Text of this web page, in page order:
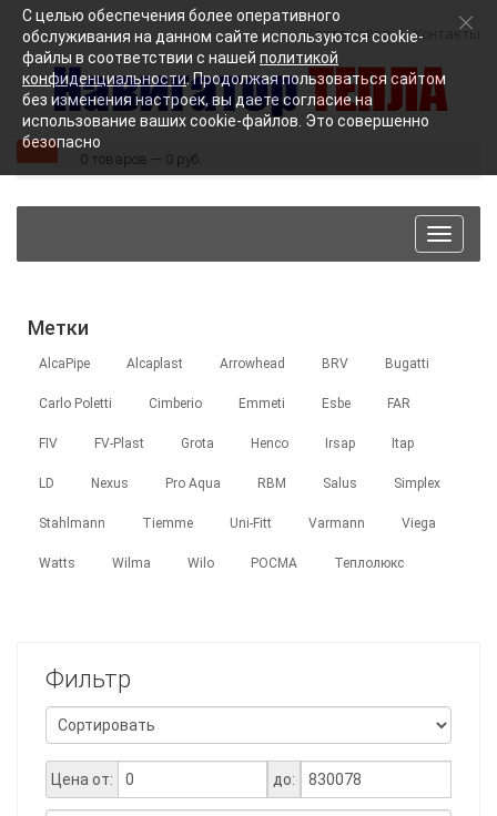
Карта сайта Контакты
0 товаров — 0 руб.
Toggle
Метки
AlcaPipe Alcaplast Arrowhead BRV Bugatti
Carlo Poletti Cimberio Emmeti Esbe FAR
FIV FV-Plast Grota Henco Irsap Itap
LD Nexus Pro Aqua RBM Salus Simplex
Stahlmann Tiemme Uni-Fitt Varmann Viega
Watts Wilma Wilo РОСМА Теплолюкс
Фильтр
Цена от: до:
С целью обеспечения более оперативного
обслуживания на данном сайте используются cookie-
файлы в соответствии с нашей политикой
конфиденциальности. Продолжая пользоваться сайтом
без изменения настроек, вы даете согласие на
использование ваших cookie-файлов. Это совершенно
безопасно